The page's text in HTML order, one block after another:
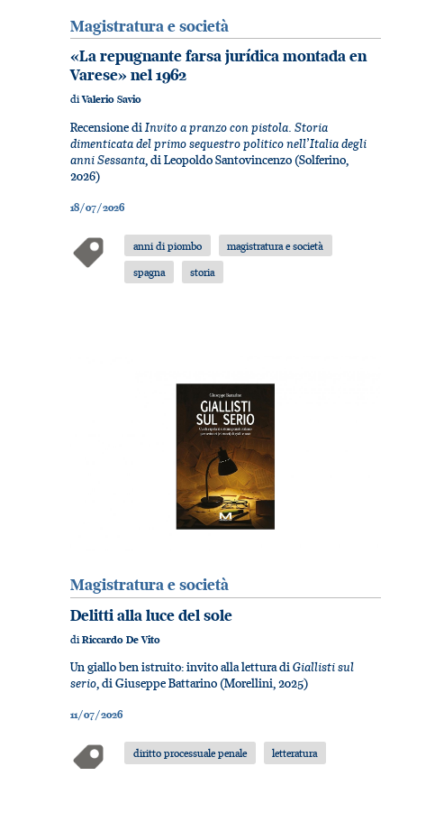
Magistratura e società
«La repugnante farsa jurídica montada en
Varese» nel 1962
diValerio Savio
Recensione diInvito a pranzo con pistola. Storia
dimenticata del primo sequestro politico nell’Italia degli
anni Sessanta, di Leopoldo Santovincenzo (Solferino,
2026)
18/07/2026
anni di piombo
magistratura e società
spagna
storia
Magistratura e società
Delitti alla luce del sole
diRiccardo De Vito
Un giallo ben istruito: invito alla lettura diGiallisti sul
serio, di Giuseppe Battarino (Morellini, 2025)
11/07/2026
diritto processuale penale letteratura